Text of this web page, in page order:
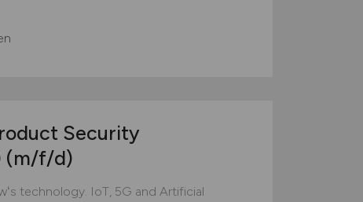
Security
(m/f/d)
technology. IoT, 5G and Artificial